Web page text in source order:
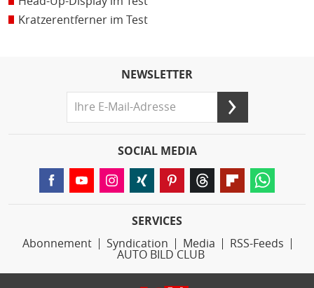
Kratzerentferner im Test
NEWSLETTER
SOCIAL MEDIA
SERVICES
Abonnement
Syndication Media
RSS-Feeds
AUTO BILD CLUB